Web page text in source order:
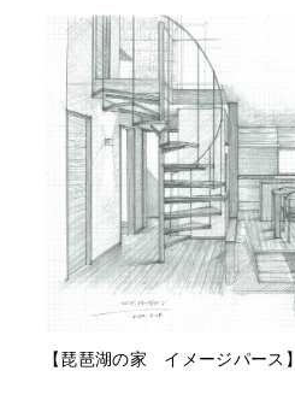
【琵琶湖の家 イメージパース】